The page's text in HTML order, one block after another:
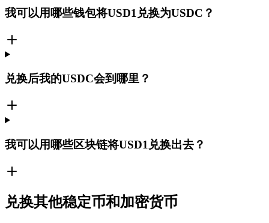
我可以用哪些钱包将USD1兑换为USDC？
兑换后我的USDC会到哪里？
我可以用哪些区块链将USD1兑换出去？
兑换其他稳定币和加密货币